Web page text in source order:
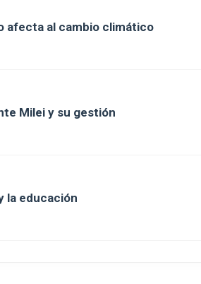
afecta al cambio climático
Milei y su gestión
la educación